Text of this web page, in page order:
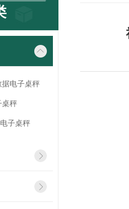
电子桌秤
桌秤
子桌秤